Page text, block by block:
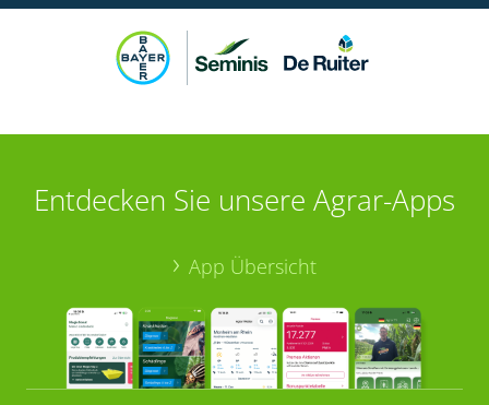
Entdecken Sie unsere Agrar-Apps
App Übersicht